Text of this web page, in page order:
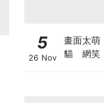
5
26 Nov
畫面太萌
貓 網笑